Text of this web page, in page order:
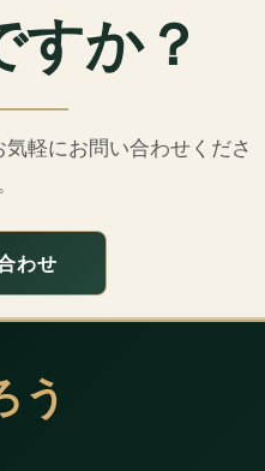
すか？
軽にお問い合わせくださ
わせ
う